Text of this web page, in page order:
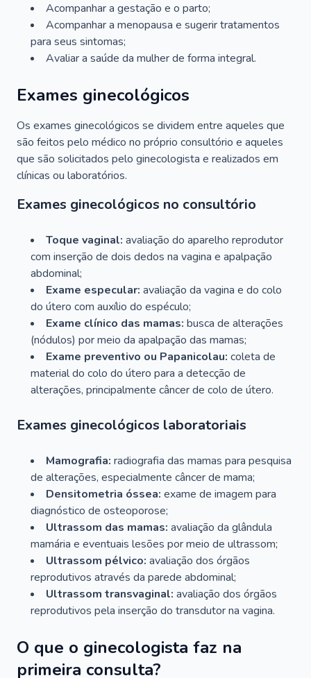
Acompanhar a gestação e o parto;
Acompanhar a menopausa e sugerir tratamentos
para seus sintomas;
Avaliar a saúde da mulher de forma integral.
Exames ginecológicos
Os exames ginecológicos se dividem entre aqueles que
são feitos pelo médico no próprio consultório e aqueles
que são solicitados pelo ginecologista e realizados em
clínicas ou laboratórios.
Exames ginecológicos no consultório
Toque vaginal: avaliação do aparelho reprodutor
com inserção de dois dedos na vagina e apalpação
abdominal;
Exame especular: avaliação da vagina e do colo
do útero com auxílio do espéculo;
Exame clínico das mamas: busca de alterações
(nódulos) por meio da apalpação das mamas;
Exame preventivo ou Papanicolau: coleta de
material do colo do útero para a detecção de
alterações, principalmente câncer de colo de útero.
Exames ginecológicos laboratoriais
Mamografia: radiografia das mamas para pesquisa
de alterações, especialmente câncer de mama;
Densitometria óssea: exame de imagem para
diagnóstico de osteoporose;
Ultrassom das mamas: avaliação da glândula
mamária e eventuais lesões por meio de ultrassom;
Ultrassom pélvico: avaliação dos órgãos
reprodutivos através da parede abdominal;
Ultrassom transvaginal: avaliação dos órgãos
reprodutivos pela inserção do transdutor na vagina.
O que o ginecologista faz na
primeira consulta?